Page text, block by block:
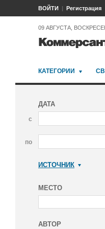
ВОЙТИ Регистрация
09 АВГУСТА,
КАТЕГОРИИ
ДАТА
с
по
ИСТОЧНИК
МЕСТО
АВТОР